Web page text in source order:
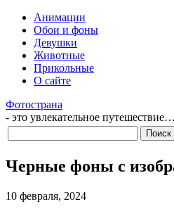
Анимации
Обои и фоны
Девушки
Животные
Прикольные
О сайте
Фотострана
- это увлекательное путешествие…
Черные фоны с
10 февраля, 2024